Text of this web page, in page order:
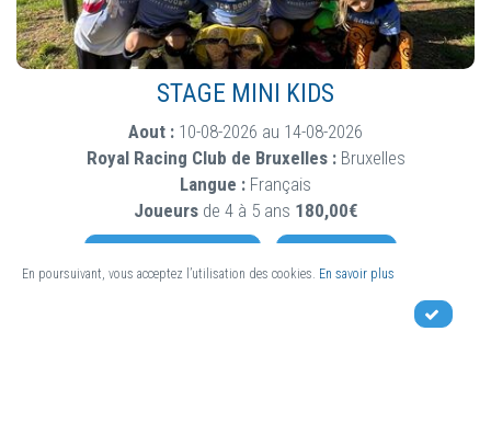
STAGE MINI KIDS
Aout : 10-08-2026 au 14-08-2026
Royal Racing Club de Bruxelles : Bruxelles
Langue : Français
Joueurs de 4 à 5 ans 180,00€
En poursuivant, vous acceptez l’utilisation des cookies. En savoir plus